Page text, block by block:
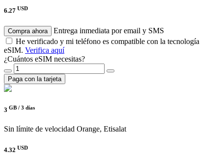
6.27 USD
Compra ahora
Entrega inmediata por email y SMS
He verificado y mi teléfono es compatible con la tecnología
eSIM. Verifica aquí
¿Cuántos eSIM necesitas?
Paga con la tarjeta
3 GB / 3 días
Sin límite de velocidad Orange, Etisalat
4.32 USD